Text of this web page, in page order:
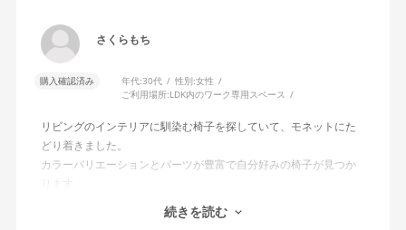
さくらもち
購入確認済み 年代:30代 性別:女性
ご利用場所:LDK内のワーク専用スペース
リビングのインテリアに馴染む椅子を探していて、モネットにた
どり着きました。
カラーバリエーションとパーツが豊富で自分好みの椅子が見つか
オフィスチェアにしては比較的コンパクトで家に置くのに最適で
した、座り心地も良く大変気に入っています。
続きを読む